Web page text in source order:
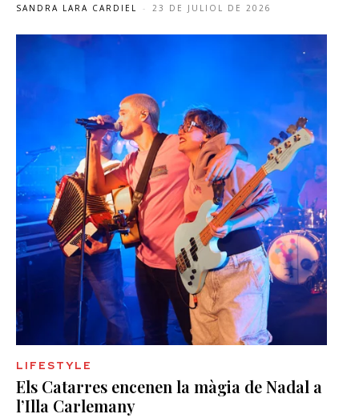
SANDRA LARA CARDIEL - 23 DE JULIOL DE 2026
LIFESTYLE
Els Catarres encenen la màgia de Nadal a
l’Illa Carlemany